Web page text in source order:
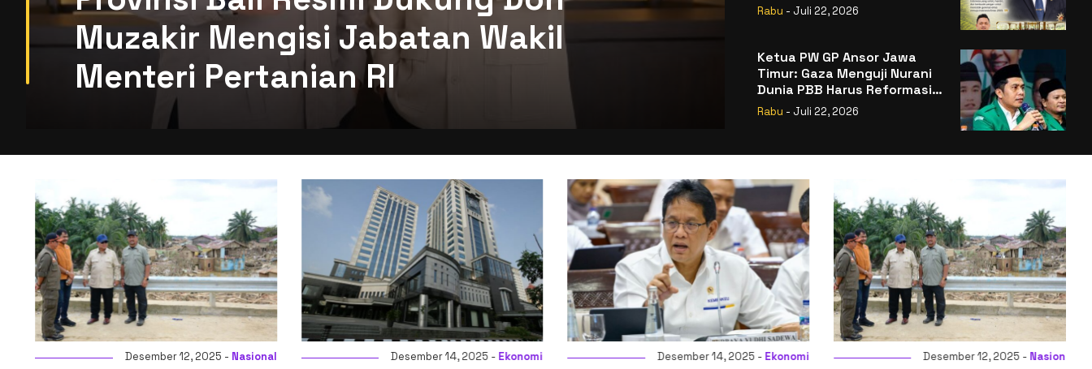
Muzakir Mengisi Jabatan Wakil
Menteri Pertanian RI
Sudaryono sebagai Kepala
Badan Gizi Nasional
Rabu - Juli 22, 2026
Ketua PW GP Ansor Jawa
Timur: Gaza Menguji Nurani
Dunia PBB Harus Reformasi
Total atau Kehilangan
Rabu - Juli 22, 2026
Desember 12, 2025 - Nasional Desember 14, 2025 - Ekonomi Desember 14, 2025 - Ekonomi Desember 12, 2025 - Nasional